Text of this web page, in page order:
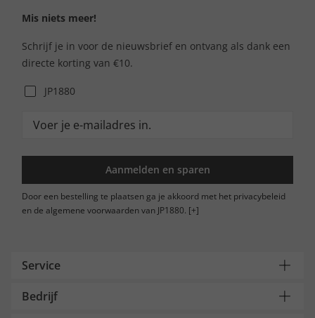
Mis niets meer!
Schrijf je in voor de nieuwsbrief en ontvang als dank een
directe korting van €10.
JP1880
Aanmelden en sparen
Door een bestelling te plaatsen ga je akkoord met het privacybeleid
en de algemene voorwaarden van JP1880. [+]
Service
Bedrijf